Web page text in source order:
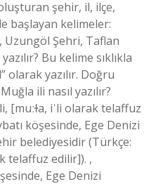
şehir, il, ilçe,
başlayan kelimeler:
Uzungöl Şehri, Taflan
Bu kelime sıklıkla
olarak yazılır. Doğru
ili nasıl yazılır?
[muːɫa, iˈli olarak telaffuz
köşesinde, Ege Denizi
belediyesidir (Türkçe:
telaffuz edilir]). ,
Ege Denizi